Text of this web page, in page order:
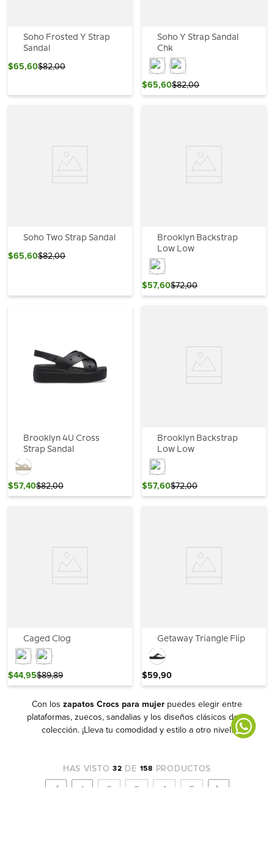
Soho Frosted Y Strap
Sandal
$65,60$82,00
Soho Y Strap Sandal
Chk
$65,60$82,00
Soho Two Strap Sandal
$65,60$82,00
Brooklyn Backstrap
Low Low
$57,60$72,00
Brooklyn 4U Cross
Strap Sandal
$57,40$82,00
Brooklyn Backstrap
Low Low
$57,60$72,00
Caged Clog
$44,95$89,89
Getaway Triangle Flip
$59,90
Con los zapatos Crocs para mujer puedes elegir entre
plataformas, zuecos, sandalias y los diseños clásicos de la
colección. ¡Lleva tu comodidad y estilo a otro nivel!
HAS VISTO 32 DE 158 PRODUCTOS
1 2 3 4 5